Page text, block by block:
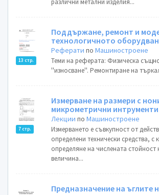
различни метални изделия...
13 стр.
Поддържане, ремонт и
технологичното
Реферати поМашиностроене
Теми на реферата: Физическа
''износване''. Ремонтиране на
7 стр.
Измерване на размери с
микрометрични интрументи
Лекции поМашиностроене
Измерването е съвкупност от
определени технически средства, с
определяне на числената стойност
величина...
Предназначение на ъглите